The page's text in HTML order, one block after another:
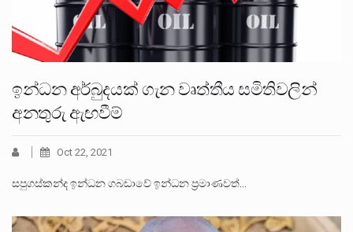
ඉන්ධන අර්බුදයක් ගැන වෘත්තීය සමිතිවලින්
අනතුරු ඇඟවීම්
Oct 22, 2021
සපුගස්කන්ද ඉන්ධන ගබඩාවේ ඉන්ධන ප්‍රමාණවත්…